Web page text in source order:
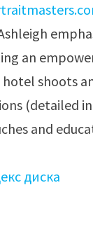
an
shoots
(detailed
and
диска